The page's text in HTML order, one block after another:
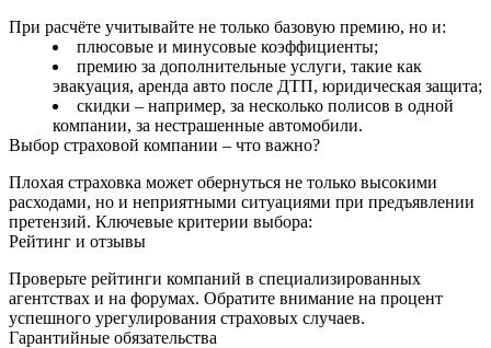
При расчёте учитывайте не только базовую премию, но и:
плюсовые и минусовые коэффициенты;
премию за дополнительные услуги, такие как
эвакуация, аренда авто после ДТП, юридическая защита;
скидки – например, за несколько полисов в одной
компании, за нестрашенные автомобили.
Выбор страховой компании – что важно?
Плохая страховка может обернуться не только высокими
расходами, но и неприятными ситуациями при предъявлении
претензий. Ключевые критерии выбора:
Рейтинг и отзывы
Проверьте рейтинги компаний в специализированных
агентствах и на форумах. Обратите внимание на процент
успешного урегулирования страховых случаев.
Гарантийные обязательства